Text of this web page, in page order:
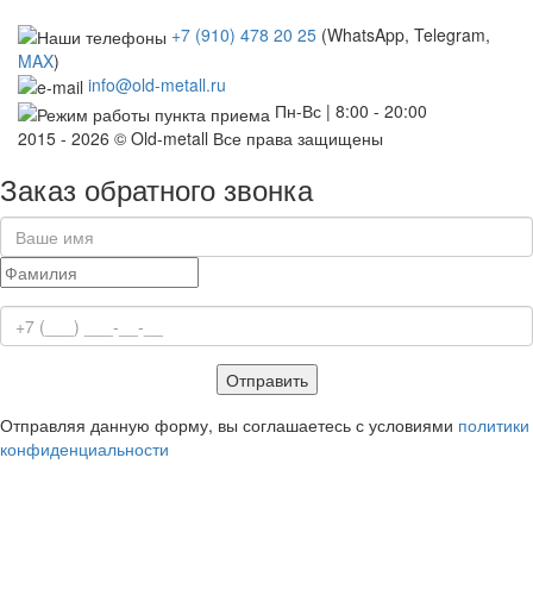
+7 (910) 478 20 25 (WhatsApp, Telegram,
MAX)
info@old-metall.ru
Пн-Вс | 8:00 - 20:00
2015 - 2026 © Old-metall Все права защищены
Заказ обратного звонка
Отправить
Отправляя данную форму, вы соглашаетесь с условиями политики
конфиденциальности